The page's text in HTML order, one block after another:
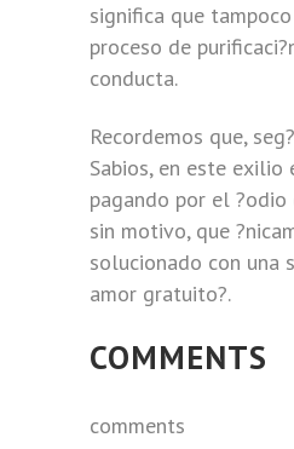
significa que
proceso de
conducta.
Recordemos que,
Sabios, en este exilio
pagando por el
sin motivo, que
solucionado con una
amor gratuito?.
COMMENTS
comments